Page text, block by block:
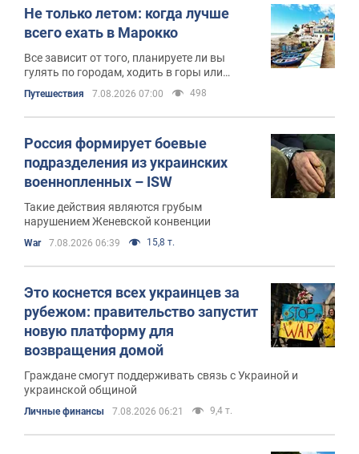
Не только летом: когда лучше
всего ехать в Марокко
Все зависит от того, планируете ли вы
гулять по городам, ходить в горы или
Путешествия 7.08.2026 07:00 498
Россия формирует боевые
подразделения из украинских
военнопленных – ISW
Такие действия являются грубым
нарушением Женевской конвенции
War 7.08.2026 06:39 15,8 т.
Это коснется всех украинцев за
рубежом: правительство запустит
новую платформу для
возвращения домой
Граждане смогут поддерживать связь с Украиной и
украинской общиной
Личные финансы 7.08.2026 06:21 9,4 т.